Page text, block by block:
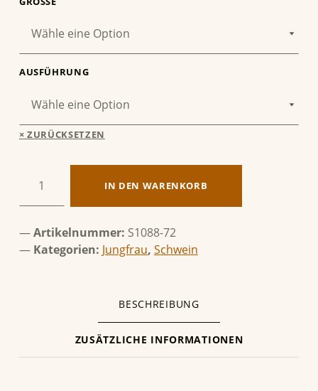
AUSFÜHRUNG
ZURÜCKSETZEN
IN DEN WARENKORB
Artikelnummer: S1088-72
Kategorien: Jungfrau, Schwein
BESCHREIBUNG
ZUSÄTZLICHE INFORMATIONEN